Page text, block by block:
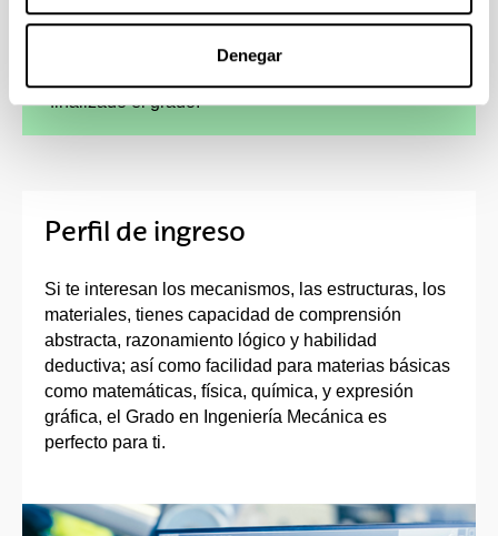
Denegar
cursar parte de los estudios en el extranjero,
finalizado el grado.
Perfil de ingreso
Si te interesan los mecanismos, las estructuras, los
materiales, tienes capacidad de comprensión
abstracta, razonamiento lógico y habilidad
deductiva; así como facilidad para materias básicas
como matemáticas, física, química, y expresión
gráfica, el Grado en Ingeniería Mecánica es
perfecto para ti.